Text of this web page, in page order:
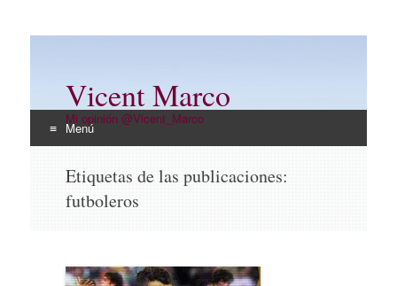
Vicent Marco
Mi opinión @Vicent_Marco
Menú
contenido
Etiquetas de las publicaciones:
futboleros